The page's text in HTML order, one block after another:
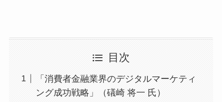
目次
「消費者金融業界のデジタルマーケティ
ング成功戦略」（礒崎 将一 氏）